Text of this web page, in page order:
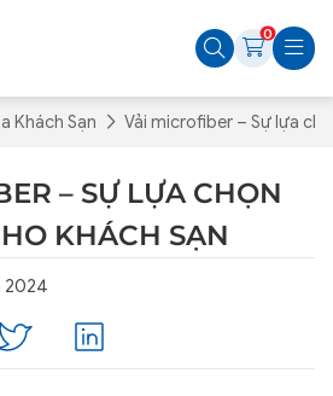
0
Khách Sạn Vải microfiber – Sự lựa
– SỰ LỰA CHỌN
KHÁCH SẠN
2024